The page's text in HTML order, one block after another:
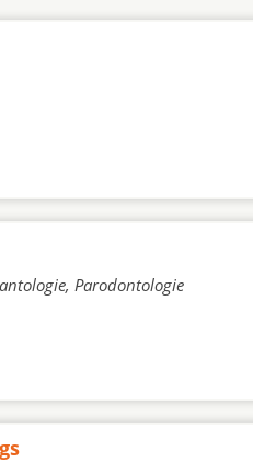
Parodontologie